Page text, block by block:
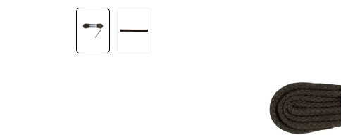
Bildergalerie überspringen